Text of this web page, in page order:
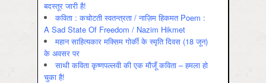
बदस्तूर जारी है!
कविता : कचोटती स्वतन्त्रता / नाज़िम हिकमत Poem :
A Sad State Of Freedom / Nazim Hikmet
महान साहित्यकार मक्सिम गोर्की के स्मृति दिवस (18 जून)
के अवसर पर
साथी कविता कृष्णपल्लवी की एक मौजूँ कविता – हमला हो
चुका है!